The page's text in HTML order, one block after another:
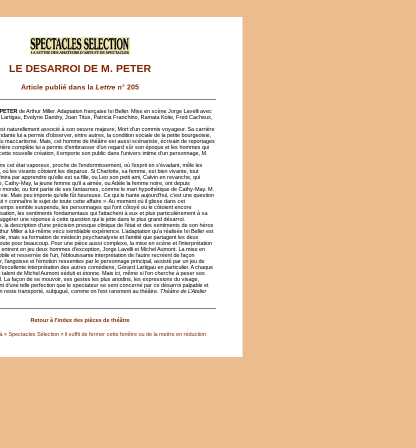
LE DESARROI DE M. PETER
Article publié dans la Lettre n° 205
de Arthur Miller. Adaptation française Isi Beller. Mise en scène Jorge Lavelli avec
Evelyne Dandry, Joan Titus, Patricia Franchino, Ramata Koite, Fred Cacheux,
naturellement associé à son oeuvre majeure, Mort d’un commis voyageur. Sa carrière
lui a permis d’observer, entre autres, la condition sociale de la petite bourgeoisie,
maccartisme. Mais, cet homme de théâtre est aussi scénariste, écrivain de reportages
complète lui a permis d’embrasser d’un regard sûr son époque et les hommes qui
nouvelle création, il emporte son public dans l’univers intime d’un personnage, M.
cet état vaporeux, proche de l’endormissement, où l’esprit en s’évadant, mêle les
les vivants côtoient les disparus. Si Charlotte, sa femme, est bien vivante, tout
par apprendre qu’elle est sa fille, ou Leo son petit ami, Calvin en revanche, qui
Cathy-May, la jeune femme qu’il a aimée, ou Adèle la femme noire, ont depuis
monde, ou font partie de ses fantasmes, comme le mari hypothétique de Cathy-May. M.
Mais peu importe qu’elle fût heureuse. Ce qui le hante aujourd’hui, c’est une question
« connaître le sujet de toute cette affaire ». Au moment où il glisse dans cet
semble suspendu, les personnages qui l’ont côtoyé ou le côtoient encore
les sentiments fondamentaux qui l'attachent à eux et plus particulièrement à sa
une réponse à cette question qui le jette dans le plus grand désarroi.
la description d’une précision presque clinique de l’état et des sentiments de son héros
Miller a lui-même vécu semblable expérience. L’adaptation qu’a réalisée Isi Beller est
mais sa formation de médecin psychanalyste et l’amitié que partagent les deux
pour beaucoup. Pour une pièce aussi complexe, la mise en scène et l’interprétation
en jeu deux hommes d’exception, Jorge Lavelli et Michel Aumont. La mise en
et resserrée de l’un, l’éblouissante interprétation de l’autre recréent de façon
l’angoisse et l’émotion ressenties par le personnage principal, assisté par un jeu de
interprétation des autres comédiens, Gérard Lartigau en particulier. A chaque
de Michel Aumont séduit et étonne. Mais ici, même si l’on cherche à peser ses
La façon de se mouvoir, ses gestes les plus anodins, les expressions du visage,
d’une telle perfection que le spectateur se sent concerné par ce désarroi palpable et
reste transporté, subjugué, comme on l’est rarement au théâtre. Théâtre de L’Atelier
Retour à l'index des pièces de théâtre
« Spectacles Sélection » il suffit de fermer cette fenêtre ou de la mettre en réduction